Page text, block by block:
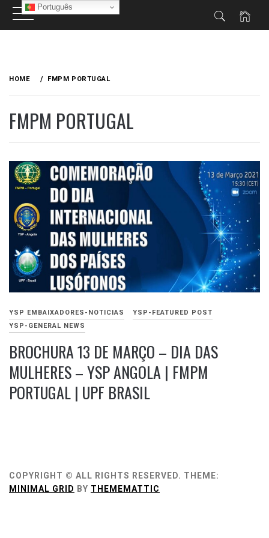
HOME FMPM PORTUGAL
FMPM PORTUGAL
YSP EMBAIXADORES-NOTICIAS
YSP-FEATURED POST
YSP-GENERAL NEWS
BROCHURA 13 DE MARÇO – DIA DAS
MULHERES – YSP ANGOLA | FMPM
PORTUGAL | UPF BRASIL
COPYRIGHT © ALL RIGHTS RESERVED. THEME:
MINIMAL GRID BY THEMEMATTIC
Português